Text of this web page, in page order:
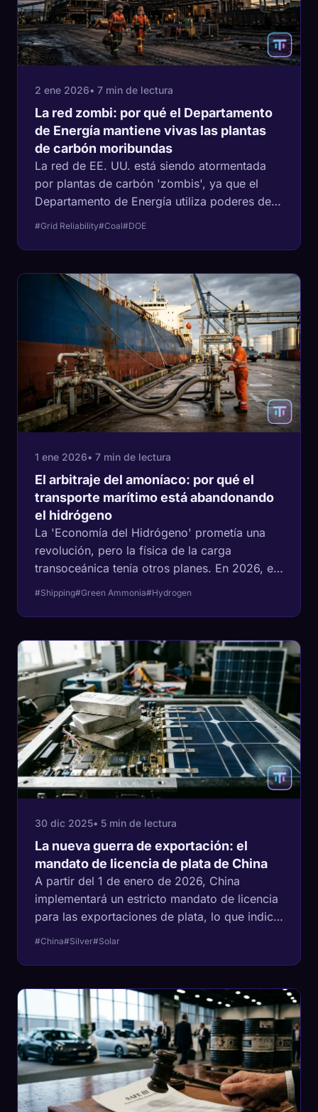
2 ene 2026• 7 min de lectura
La red zombi: por qué el Departamento
de Energía mantiene vivas las plantas
de carbón moribundas
La red de EE. UU. está siendo atormentada
por plantas de carbón 'zombis', ya que el
Departamento de Energía utiliza poderes de
emergencia para rescatar intereses
climáticos a nivel estatal.
#Grid Reliability#Coal#DOE
1 ene 2026• 7 min de lectura
El arbitraje del amoníaco: por qué el
transporte marítimo está abandonando
el hidrógeno
La 'Economía del Hidrógeno' prometía una
revolución, pero la física de la carga
transoceánica tenía otros planes. En 2026, el
$50 mil millones. Los expertos de la industria
analizan las matemáticas de MJ/L que
ganaron la guerra por las olas.
#Shipping#Green Ammonia#Hydrogen
30 dic 2025• 5 min de lectura
La nueva guerra de exportación: el
mandato de licencia de plata de China
A partir del 1 de enero de 2026, China
implementará un estricto mandato de licencia
para las exportaciones de plata, lo que indica
un nuevo frente en la guerra comercial
#China#Silver#Solar